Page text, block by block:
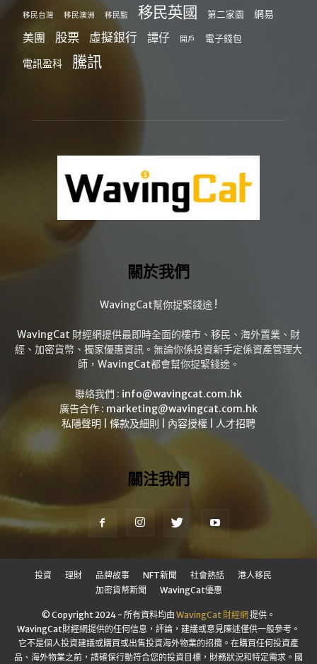
移民台灣 移民澳洲 移民監 移民英國 第二家園 網易
美團 股票 虛擬銀行 譚仔 開戶 電子錢包
電訊盈科 騰訊
關於我們
WavingCat幫你捉緊錢途 !
WavingCat 財經網提供最即時全面的樓市、移民、海外置業、財
經、加密貨幣、獨家優惠資訊。無論你係投資新手定係資產管理大
師，WavingCat都會幫你捉緊錢途。
聯絡我們 : info@wavingcat.com.hk
廣告合作 : marketing@wavingcat.com.hk
私隱聲明
條款及細則 內容授權 人才招聘
關注我們
投資 理財 品牌故事 NFT新聞 社會熱話
港人移民
加密貨幣新聞
WavingCat優惠
© Copyright 2024 - 所有資料均由 WavingCat 財經網提供。
WavingCat財經網提供的任何信息，評論，建議或意見陳述僅供一般參考。
它不是個人投資建議或購買或出售投資海外物業的招攬。在購買任何投資產
品、海外物業之前，請確保行動符合您的投資目標，財務狀況和特定需求。國